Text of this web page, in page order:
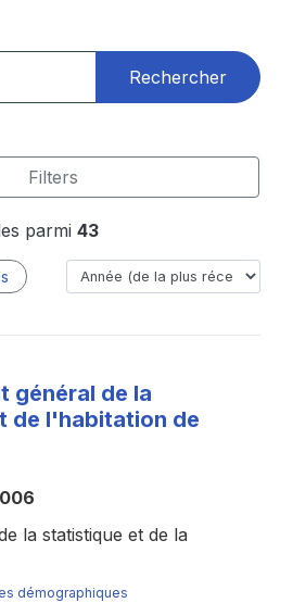
Rechercher
Filters
parmi 43
général de la
de l'habitation de
la statistique et de la
démographiques